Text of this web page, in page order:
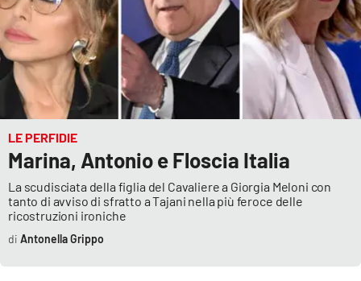
LE PERFIDIE
Marina, Antonio e Floscia Italia
La scudisciata della figlia del Cavaliere a Giorgia Meloni con
tanto di avviso di sfratto a Tajani nella più feroce delle
ricostruzioni ironiche
Antonella Grippo